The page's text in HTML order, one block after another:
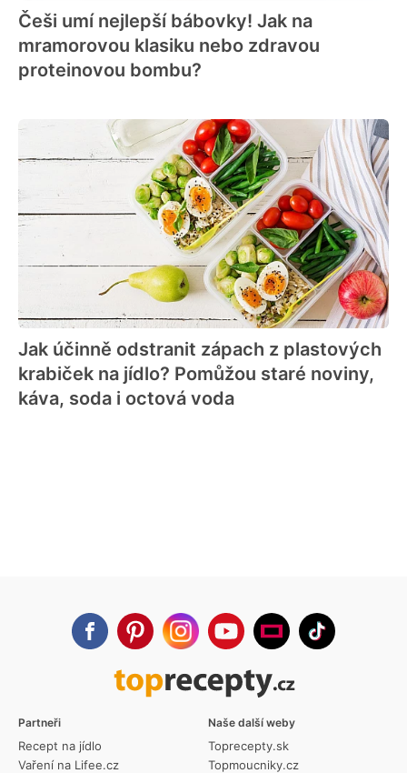
Češi umí nejlepší bábovky! Jak na
mramorovou klasiku nebo zdravou
proteinovou bombu?
Jak účinně odstranit zápach z plastových
krabiček na jídlo? Pomůžou staré noviny,
káva, soda i octová voda
Partneři
Recept na jídlo
Vaření na Lifee.cz
Naše další weby
Toprecepty.sk
Topmoucniky.cz